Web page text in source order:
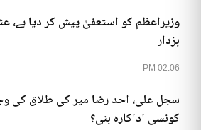
02:06 PM
وزیراعظم کو استعفیٰ پیش کر دیا ہے،
بزدار
سجل علی، احد رضا میر کی طلاق کی
کونسی اداکارہ بنی؟